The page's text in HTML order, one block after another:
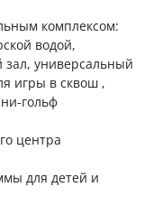
комплексом:
водой,
универсальный
игры в сквош ,
гольф
центра
для детей и